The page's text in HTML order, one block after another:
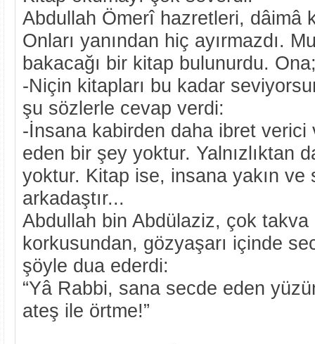
Abdullah Ömerî hazretleri, dâimâ
Onları yanından hiç ayırmazdı.
bakacağı bir kitap bulunurdu.
-Niçin kitapları bu kadar
şu sözlerle cevap verdi:
-İnsana kabirden daha ibret
eden bir şey yoktur. Yalnızlıktan
yoktur. Kitap ise, insana yakın ve
arkadaştır...
Abdullah bin Abdülaziz, çok
korkusundan, gözyaşarı içinde
şöyle dua ederdi:
“Yâ Rabbi, sana secde eden
ateş ile örtme!”